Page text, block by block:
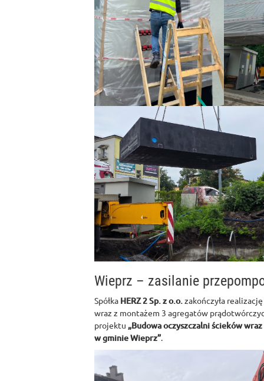
Wieprz – zasilanie
Spółka HERZ 2 Sp. z o.o.zakończyła
wraz z montażem 3 agregatów
projektu „Budowa oczyszczalni ścieków
w gminie Wieprz”.